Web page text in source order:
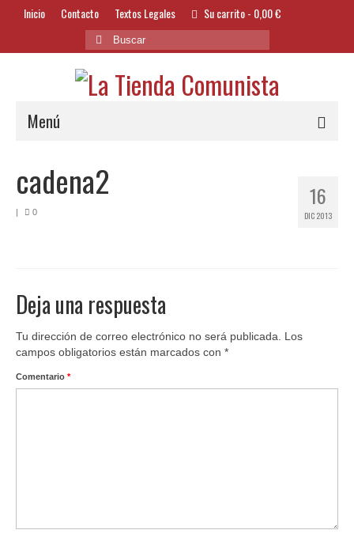
Inicio Contacto Textos Legales Su carrito- 0,00€
Buscar
por:
Menú
Bazar
Banderas
Ofertas y lotes descuento
16
DIC 2013
cadena2
| 0
Deja una respuesta
Tu dirección de correo electrónico no será publicada.
Los
campos obligatorios están marcados con *
Comentario *